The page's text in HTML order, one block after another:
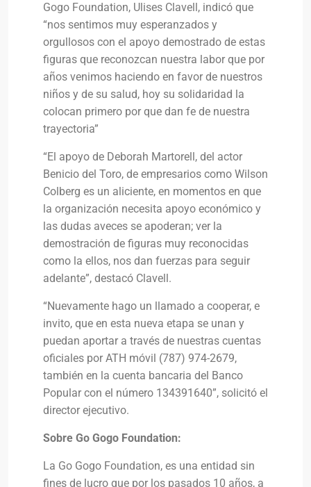
Gogo Foundation, Ulises Clavell, indicó que
“nos sentimos muy esperanzados y
orgullosos con el apoyo demostrado de estas
figuras que reconozcan nuestra labor que por
años venimos haciendo en favor de nuestros
niños y de su salud, hoy su solidaridad la
colocan primero por que dan fe de nuestra
trayectoria”
“El apoyo de Deborah Martorell, del actor
Benicio del Toro, de empresarios como Wilson
Colberg es un aliciente, en momentos en que
la organización necesita apoyo económico y
las dudas aveces se apoderan; ver la
demostración de figuras muy reconocidas
como la ellos, nos dan fuerzas para seguir
adelante”, destacó Clavell.
“Nuevamente hago un llamado a cooperar, e
invito, que en esta nueva etapa se unan y
puedan aportar a través de nuestras cuentas
oficiales por ATH móvil (787) 974-2679,
también en la cuenta bancaria del Banco
Popular con el número 134391640”, solicitó el
director ejecutivo.
Sobre Go Gogo Foundation:
La Go Gogo Foundation, es una entidad sin
fines de lucro que por los pasados 10 años, a